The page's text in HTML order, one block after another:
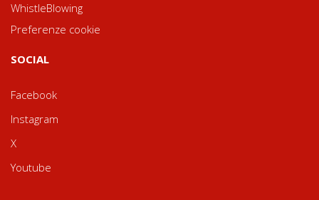
WhistleBlowing
Preferenze cookie
SOCIAL
Facebook
Instagram
X
Youtube